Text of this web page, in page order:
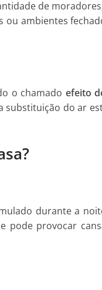
de
ou ambientes
o chamado efeito
substituição do ar
durante a
pode provocar